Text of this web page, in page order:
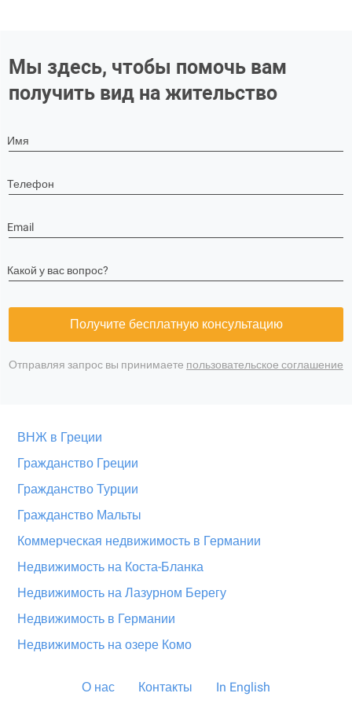
Мы здесь, чтобы помочь вам
получить вид на жительство
Имя
Телефон
Email
Какой у вас вопрос?
Получите бесплатную консультацию
Отправляя запрос вы принимаете пользовательское соглашение
ВНЖ в Греции
Гражданство Греции
Гражданство Турции
Гражданство Мальты
Коммерческая недвижимость в Германии
Недвижимость на Коста-Бланка
Недвижимость на Лазурном Берегу
Недвижимость в Германии
Недвижимость на озере Комо
О нас Контакты In English